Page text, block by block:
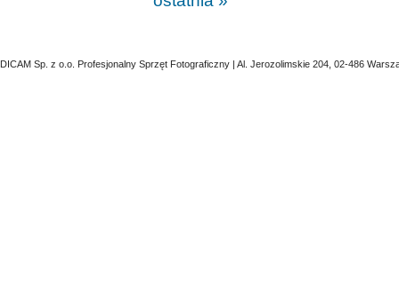
DICAM Sp. z o.o. Profesjonalny Sprzęt Fotograficzny | Al. Jerozolimskie 204, 02-486